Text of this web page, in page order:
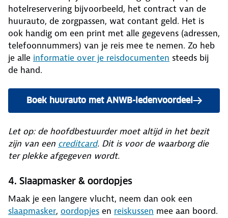
hotelreservering bijvoorbeeld, het contract van de
huurauto, de zorgpassen, wat contant geld. Het is
ook handig om een print met alle gegevens (adressen,
telefoonnummers) van je reis mee te nemen. Zo heb
je alle informatie over je reisdocumenten steeds bij
de hand.
Boek huurauto met ANWB-ledenvoordeel
Let op: de hoofdbestuurder moet altijd in het bezit
zijn van een creditcard. Dit is voor de waarborg die
ter plekke afgegeven wordt.
4. Slaapmasker & oordopjes
Maak je een langere vlucht, neem dan ook een
slaapmasker, oordopjes en reiskussen mee aan boord.